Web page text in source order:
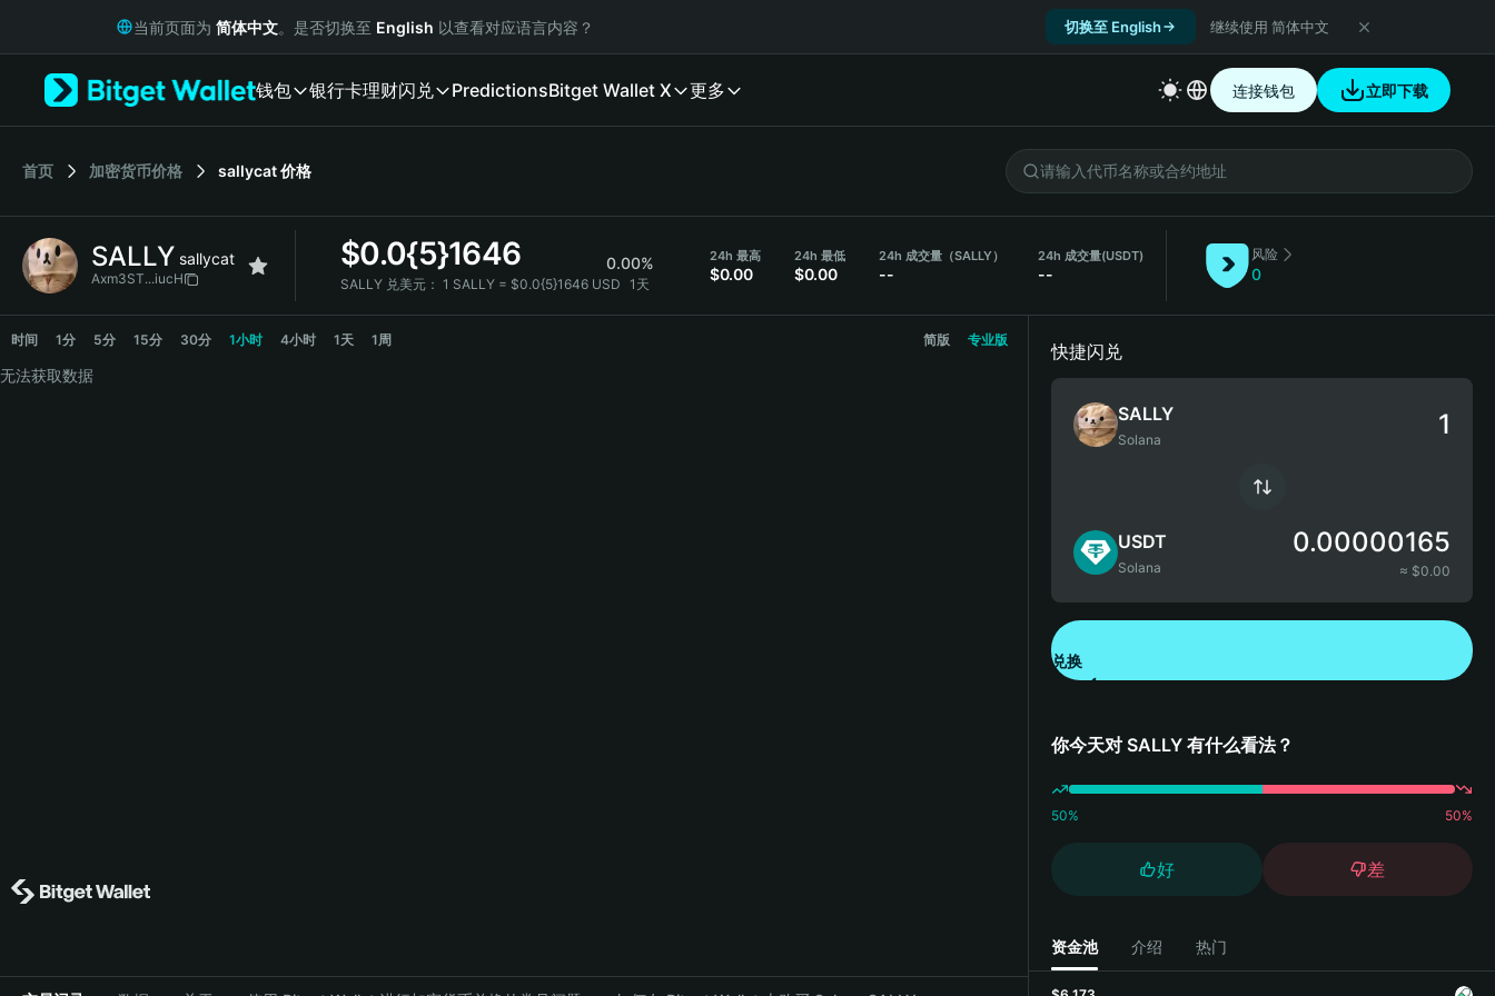
Русский
Italiano
简体中文
繁體中文
Bahasa Indonesia
हिन्दी
当前页面为 简体中文。是否切换至 English 以查看对应语言内容？ 切换至 English 继续使用 简体中文
钱包 银行卡理财闪兑 PredictionsBitget Wallet X 更多 连接钱包 立即下载
首页 加密货币价格 sallycat价格
SALLY sallycat
Axm3ST...iucH
$0.0{5}1646 0.00%
SALLY 兑美元： 1 SALLY = $0.0{5}1646 USD 1天
24h 最高
$0.00
24h 最低
$0.00
24h 成交量（SALLY）
--
24h 成交量(USDT)
--
风险
0
SALLY 价格走势图
时间 1分 5分 15分 30分 1小时 4小时 1天 1周 简版 专业版
无法获取数据
快捷闪兑
SALLY
Solana
USDT
Solana
0.00000165
≈ $0.00
兑换
你今天对 SALLY 有什么看法？
50% 50%
好 差
资金池 介绍 热门